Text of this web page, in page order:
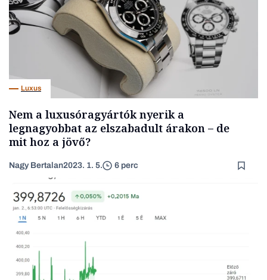
Luxus
Nem a luxusóragyártók nyerik a
legnagyobbat az elszabadult árakon – de
mit hoz a jövő?
Nagy Bertalan2023. 1. 5. 6 perc